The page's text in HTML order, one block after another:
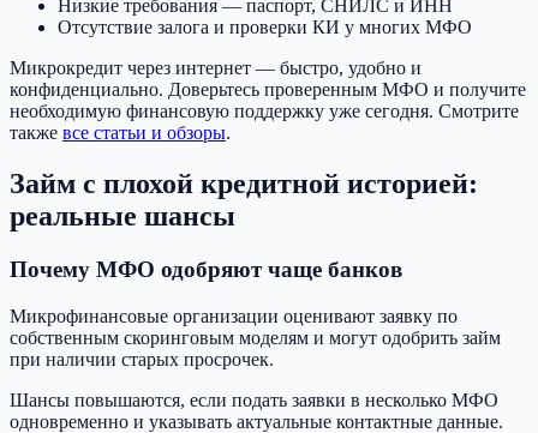
Низкие требования — паспорт, СНИЛС и ИНН
Отсутствие залога и проверки КИ у многих МФО
Микрокредит через интернет — быстро, удобно и
конфиденциально. Доверьтесь проверенным МФО и получите
необходимую финансовую поддержку уже сегодня. Смотрите
также все статьи и обзоры.
Займ с плохой кредитной историей:
реальные шансы
Почему МФО одобряют чаще банков
Микрофинансовые организации оценивают заявку по
собственным скоринговым моделям и могут одобрить займ
при наличии старых просрочек.
Шансы повышаются, если подать заявки в несколько МФО
одновременно и указывать актуальные контактные данные.